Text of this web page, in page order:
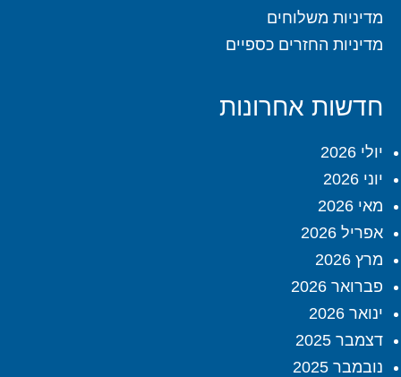
מדיניות משלוחים
מדיניות החזרים כספיים
חדשות אחרונות
יולי 2026
יוני 2026
מאי 2026
אפריל 2026
מרץ 2026
פברואר 2026
ינואר 2026
דצמבר 2025
נובמבר 2025